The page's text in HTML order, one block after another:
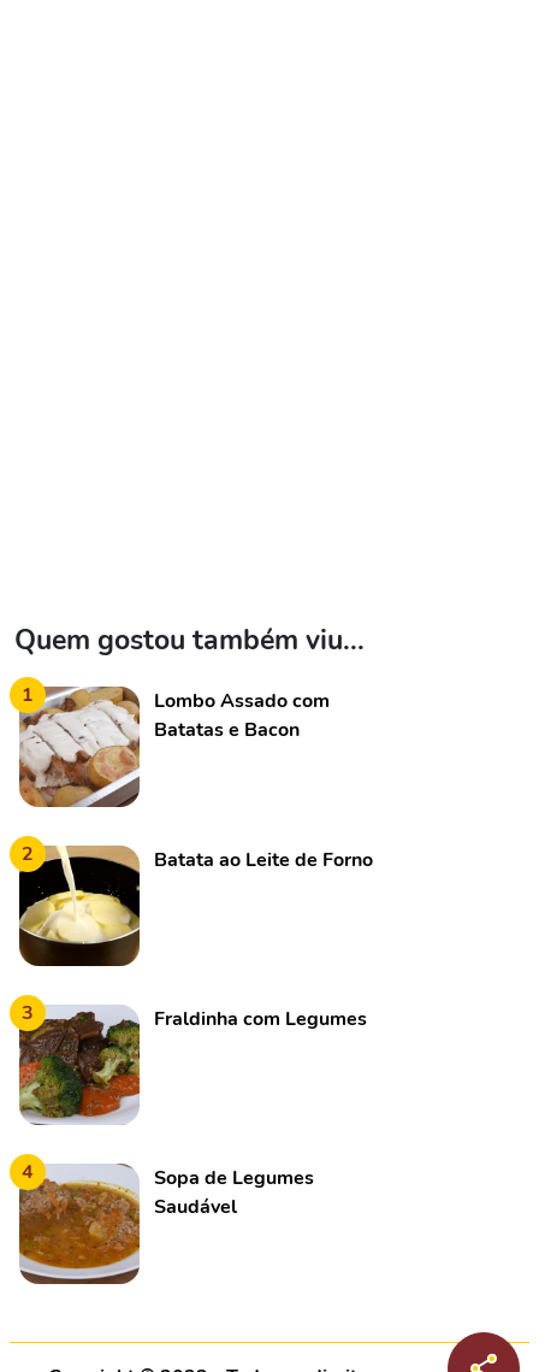
Quem gostou também viu...
1
Lombo Assado com
Batatas e Bacon
2 Batata ao Leite de Forno
3 Fraldinha com Legumes
4
Sopa de Legumes
Saudável